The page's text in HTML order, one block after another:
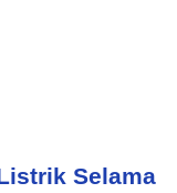
Selama